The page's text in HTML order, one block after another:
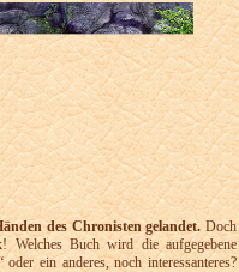
des Chronisten gelandet.Doch
Welches Buch wird die aufgegebene
ein anderes, noch interessanteres?